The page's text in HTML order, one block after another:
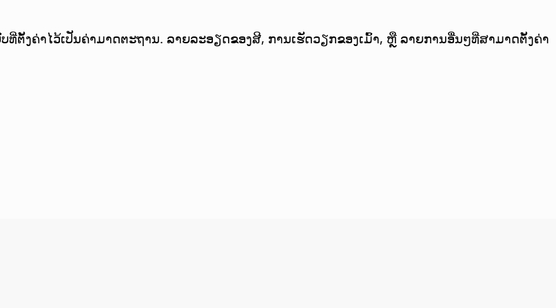
ຕັ້ງຄ່າໄວ້ເປັນຄ່າມາດຕະຖານ. ລາຍລະອຽດຂອງສີ, ການເຮັດວຽກຂອງເມົ້າ, ຫຼື ລາຍການອື່ນໆທີ່ສາມາດຕັ້ງຄ່າ